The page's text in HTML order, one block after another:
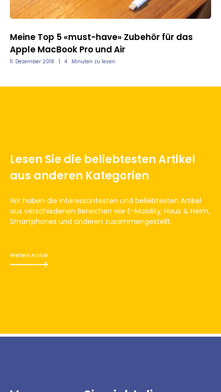
Lesen Sie die beliebtesten Artikel
aus anderen Kategorien
Wir haben die interessantesten und beliebtesten Artikel
aus verschiedenen Bereichen wie E-Mobility, Haus & Heim,
Smartphones und anderen zusammengestellt.
Weitere Artikel
Meine Top 5 «must-have» Zubehör für das
Apple MacBook Pro und Air
11. Dezember 2018 4 Minuten zu lesen